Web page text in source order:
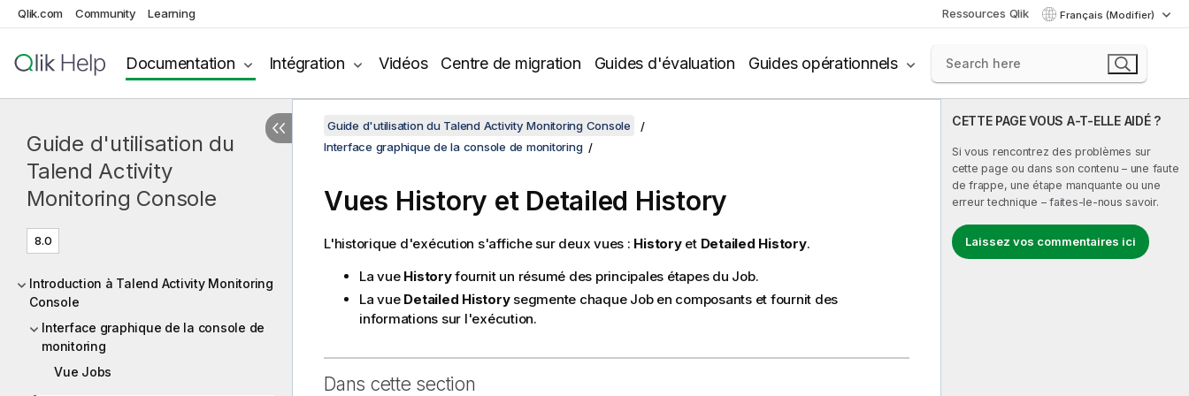
Qlik.com Community Learning Ressources Qlik Français (Modifier)
Documentation Intégration Vidéos Centre de migration Guides d'évaluation Guides opérationnels
Guide d'utilisation du
Talend Activity
Monitoring Console
8.0
Introduction à Talend Activity Monitoring
Console
Interface graphique de la console de
monitoring
Vue Jobs
CETTE PAGE VOUS A-T-ELLE AIDÉ ?
Si vous rencontrez des problèmes sur
cette page ou dans son contenu – une faute
de frappe, une étape manquante ou une
erreur technique – faites-le-nous savoir.
Laissez vos commentaires ici
Guide d'utilisation du Talend Activity Monitoring Console
Interface graphique de la console de monitoring
Vues History et Detailed History
L'historique d'exécution s'affiche sur deux vues : Historyet Detailed History.
La vue Historyfournit un résumé des principales étapes du Job.
La vue Detailed Historysegmente chaque Job en composants et fournit des
informations sur l'exécution.
Dans cette section